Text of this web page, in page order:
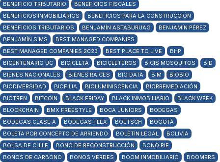
BENEFICIO TRIBUTARIO
BENEFICIOS FISCALES
BENEFICIOS INMOBILIARIOS
BENEFICIOS PARA LA CONSTRUCCIÓN
BENEFICIOS TRIBUTARIOS
BENJAMÍN ASTABURUAG
BENJAMÍN PÉREZ
BENJAMÍN SIMS
BEST MANAGED COMPANIES
BEST MANAGED COMPANIES 2023
BEST PLACE TO LIVE
BHP
BICENTENARIO UC
BICICLETA BICICLETEROS BICIS MOSQUITOS
BID
BIENES NACIONALES
BIENES RAÍCES BIG DATA BIM
BIOBÍO
BIODIVERSIDAD
BIOFILIA BIOLUMINISCENCIA
BIORREMEDIACIÓN
BIOTREN
BITCOIN BLACK FRIDAY BLACK INMOBILIARIO
BLACK WEEK
BLOCKCHAIN
BMX FREESTYLE BOCA JUNIORS
BODEGAS
BODEGAS CLASE A
BODEGAS FLEX BOETSCH
BOGOTÁ
BOLETA POR CONCEPTO DE ARRIENDO
BOLETÍN LEGAL
BOLIVIA
BOLSA DE CHILE
BONO DE RECONSTRUCCIÓN
BONO PIE
BONOS DE CARBONO
BONOS VERDES BOOM INMOBILIARIO
BOOMERS